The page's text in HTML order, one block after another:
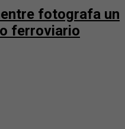
fotografa un
ferroviario